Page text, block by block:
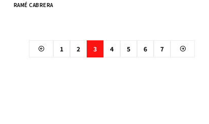
RAMÉ CABRERA
1 2 3 4 5 6 7